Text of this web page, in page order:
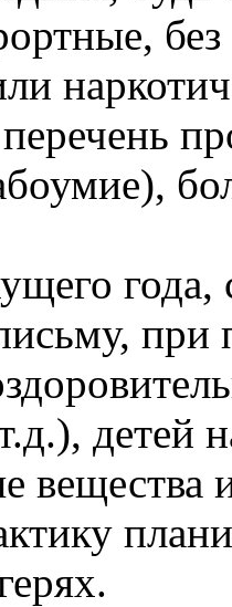
при
детей
вещества